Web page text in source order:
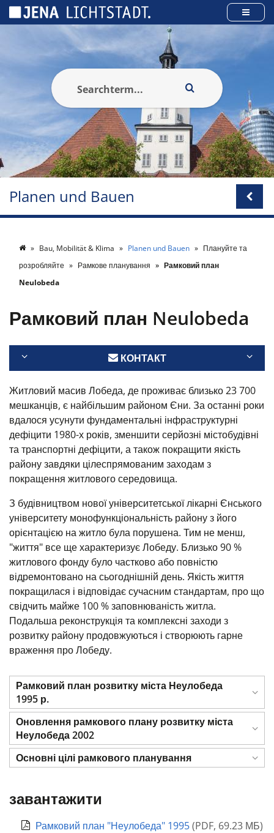
Planen und Bauen
Bau, Mobilität & Klima Planen und Bauen
Плануйте та
розробляйте
Рамкове планування
Рамковий план
Neulobeda
Рамковий план Neulobeda
КОНТАКТ
Житловий масив Лобеда, де проживає близько 23 700
мешканців, є найбільшим районом Єни. За останні роки
вдалося усунути фундаментальні інфраструктурні
дефіцити 1980-х років, зменшити серйозні містобудівні
та транспортні дефіцити, а також покращити якість
району завдяки цілеспрямованим заходам з
покращення житлового середовища.
З будівництвом нової університетської лікарні Єнського
університету монофункціональність району з його
орієнтацією на житло була порушена. Тим не менш,
"життя" все ще характеризує Лобеду. Близько 90 %
житлового фонду було частково або повністю
відремонтовано на сьогоднішній день. Якість життя
покращилася і відповідає сучасним стандартам, про що
свідчить майже 100 % заповнюваність житла.
Подальша реконструкція та комплексні заходи з
розвитку району продовжуються і створюють гарне
враження про Лобеду.
Рамковий план розвитку міста Неулобеда
1995 р.
Оновлення рамкового плану розвитку міста
Неулобеда 2002
Основні цілі рамкового планування
завантажити
Рамковий план "Неулобеда" 1995(PDF, 69.23 МБ)
Панель керування кукі